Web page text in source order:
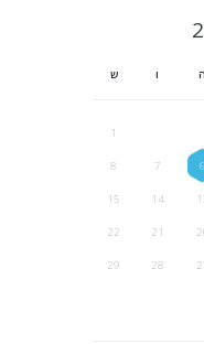
ה ו ש
1
6
7
8
14
15
21
22
28
29